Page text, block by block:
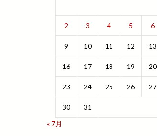
2 3 4 5 6
9 10 11 12 13
16 17 18 19 20
23 24 25 26 27
30
31
« 7月